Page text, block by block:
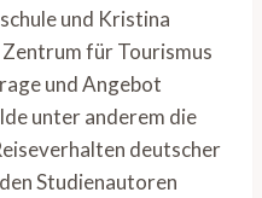
und Kristina
für Tourismus
und Angebot
unter anderem die
deutscher
Studienautoren